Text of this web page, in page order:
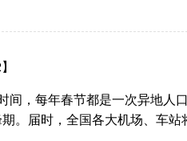
，每年春节都是一次异地人
。届时，全国各大机场、车站